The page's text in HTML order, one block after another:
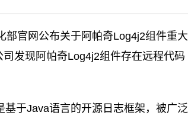
部官网公布关于阿帕奇Log4j2组件重大
发现阿帕奇Log4j2组件存在远程代码
于Java语言的开源日志框架，被广泛